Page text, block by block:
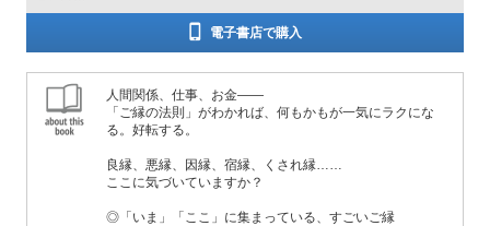
電子書店で購入
人間関係、仕事、お金――
「ご縁の法則」がわかれば、何もかもが一気にラクにな
る。好転する。
良縁、悪縁、因縁、宿縁、くされ縁……
ここに気づいていますか？
◎「いま」「ここ」に集まっている、すごいご縁